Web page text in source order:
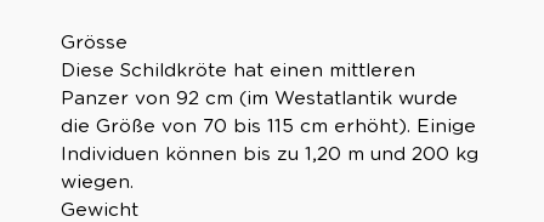
Grösse
Diese Schildkröte hat einen mittleren
Panzer von 92 cm (im Westatlantik wurde
die Größe von 70 bis 115 cm erhöht). Einige
Individuen können bis zu 1,20 m und 200 kg
wiegen.
Gewicht